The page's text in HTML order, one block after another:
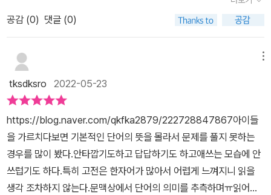
은 162문항 반복 또 반복해야겠어요.ㅠ.ㅠ 읽을 수 있어도 어휘를 모
ㅠ 읽을 수 있어도 어휘를 모르면 국어는 어려운 과목이랍니다. 4주
28일 구성으로, 4주 28일 구성으로, 스스로 계획을 세워 학습할 수
있도록 되어있어요. 학습한 어휘들은 문제로 확인하며 실전 능력을
향상시킬 수 있구요~ 혼동하기 쉬운 단어, 잘못 표기하기 쉬운단어,
관용 표현(한자성어,속담,관용어)등 부록으로 제공되고 있어요. 각각
의 의미와 문장에서 어떻게 사용되고 있는지 예문을 들어 설명되니
많은 도움이 되네요~ 체점하기 편하도록 한눈에 정답이 들어오네요.
또한 각 각의 문항에 대한 간결한 해설과 오답 확인을 통해 틀린 이유
리되어 있어 각각 그 시대를 대표하는 문학 작품을 더 쉽게 이해할 수
있습니다. 고전 시가 어휘는 한자성어 뜻풀이와 예문으로 더 잘 이해
할 수 있었습니다. 부록의 '한자성어' 모음 파트는 정말 유용하다고 생
각합니다. 꼭 필요한 주요 한자성어들만 모아두었기 때문입니다. 아
무튼 수험생인 제가 생각하기에 수능 국어 영역을 완벽 정복하고 싶
다면 이 책이 필수라고 생각됩니다. 국어의 기본은 어휘이고, 그 어휘
공부를 이 책으로 한번에 다질 수 있겠다고 느꼈기 때문입니다. [#협
찬] [출판사를 통해 교재만을 지원받아 직접 작성하였습니다]
공감 (0) 댓글 (0)
tksdksro 2022-05-23
https://blog.naver.com/qkfka2879/222728847867아이들
을 가르치다보면 기본적인 단어의 뜻을 몰라서 문제를 풀지 못하는
경우를 많이 봤다.안타깝기도하고 답답하기도 하고애쓰는 모습에 안
쓰럽기도 하다.특히 고전은 한자어가 많아서 어렵게 느껴지니 읽을
생각 조차하지 않는다.문맥상에서 단어의 의미를 추측하며ㅠ읽어야